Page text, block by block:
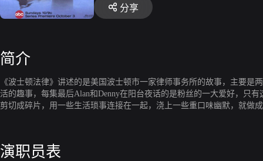
分享
简介
《波士顿法律》讲述的是美国波士顿市一家律师事务所的故事，主要
活的趣事，每集最后Alan和Denny在阳台夜话的是粉丝的一大爱好，只
剪切成碎片，用一些生活琐事连接在一起，浇上一些重口味幽默，就做
演职员表